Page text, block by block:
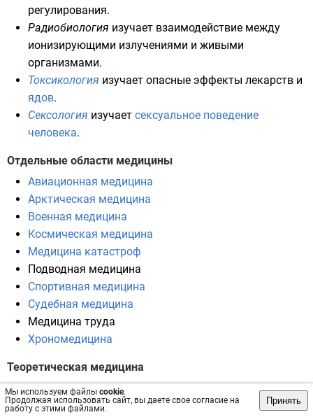
Мы используем файлы cookie.
Продолжая использовать сайт, вы даете свое согласие на
работу с этими файлами.
Принять
регулирования.
Радиобиология изучает взаимодействие между
ионизирующими излучениями и живыми
организмами.
Токсикология изучает опасные эффекты лекарств и
ядов.
Сексология изучает сексуальное поведение
человека.
Отдельные области медицины
Авиационная медицина
Арктическая медицина
Военная медицина
Космическая медицина
Медицина катастроф
Подводная медицина
Спортивная медицина
Судебная медицина
Медицина труда
Хрономедицина
Теоретическая медицина
В медицине выделяют теоретическую медицину или
биомедицину— областьбиологии, изучающую